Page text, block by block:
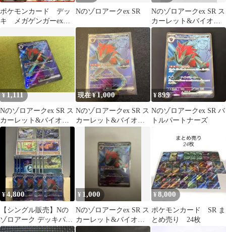
ポケモンカード デッ
キ メガゲンガーex
[05169]
Nのゾロアークex SR
Nのゾロアークex SR ス
カーレット&バイオレ
ット 拡張パック バトル
パート…
¥1,111
Nのゾロアークex SR ス
カーレット&バイオレ
ット 拡張パック バトル
パート…
現在 ¥1,000
Nのゾロアークex SR ス
カーレット&バイオレ
¥899
Nのゾロアークex SR バ
トルパートナーズ
¥4,800
【シングル販売】Nの
ゾロアーク デッキパー
ツ まとめ売り
¥ 1,000
Nのゾロアークex SR ス
カーレット&バイオレ
ット 拡張パック バトル
¥ 8,000
ポケモンカード SR ま
とめ売り 24枚